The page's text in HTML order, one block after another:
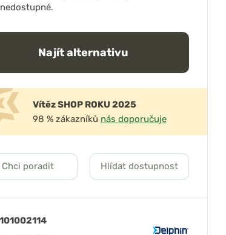
nedostupné.
Najít alternativu
Vítěz SHOP ROKU 2025
98 % zákazníků nás doporučuje
Chci poradit Hlídat dostupnost
101002114